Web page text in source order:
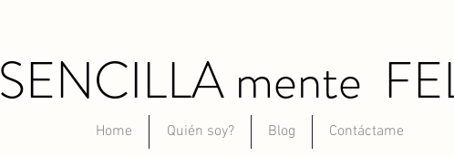
SENCILLA mente
Home Quién soy? Blog Contáctame